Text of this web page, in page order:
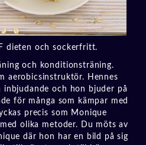
dieten och sockerfritt.
och konditionsträning.
aerobicsinstruktör. Hennes
inbjudande och hon bjuder på
för många som kämpar med
precis som Monique
olika metoder. Du möts av
där hon har en bild på sig